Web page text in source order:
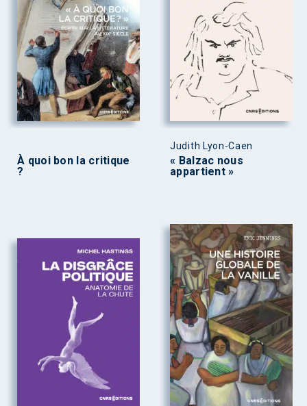
À quoi bon la critique
?
Judith Lyon-Caen
« Balzac nous
appartient »